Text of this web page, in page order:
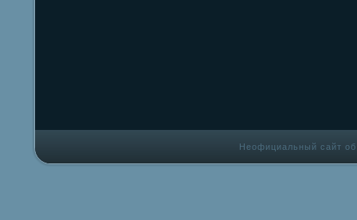
Неофициальный сайт